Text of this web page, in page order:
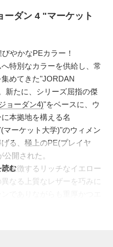
ーダン 4 "マーケット
やかなPEカラー！
特別なカラーを供給し、常
めてきた"JORDAN
新たに、シリーズ屈指の傑
ョーダン4)"をベースに、ウ
本拠地を構える名
ーケット大学)"のウィメン
る、極上のPE(プレイヤ
開された。
象徴するリッチなイエロー
なる上質なレザーを巧みに
読む